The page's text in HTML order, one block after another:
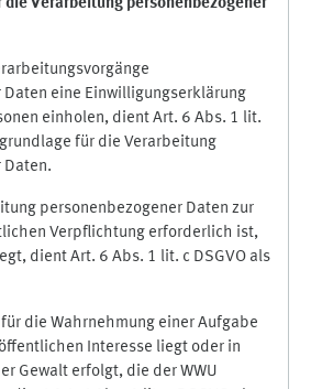
die Verarbeitung personenbezogener
eine Einwilligungserklärung
einholen, dient Art. 6 Abs. 1 lit.
für die Verarbeitung
Daten.
personenbezogener Daten zur
Verpflichtung erforderlich ist,
dient Art. 6 Abs. 1 lit. c DSGVO als
die Wahrnehmung einer Aufgabe
Interesse liegt oder in
Gewalt erfolgt, die der WWU